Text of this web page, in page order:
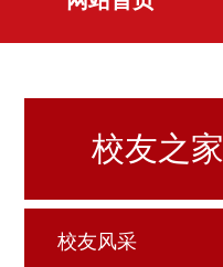
校友之家
校友风采